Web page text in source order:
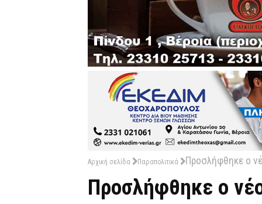
Αρχική σελίδα Παραπολιτικά Προσλήφθηκε ο
Προσλήφθηκε ο